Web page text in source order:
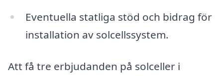
Eventuella statliga stöd och bidrag för
installation av solcellssystem.
Att få tre erbjudanden på solceller i